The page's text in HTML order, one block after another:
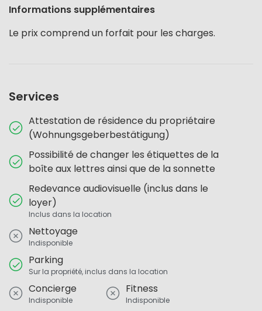
Informations supplémentaires
Le prix comprend un forfait pour les charges.
Services
Attestation de résidence du propriétaire
(Wohnungsgeberbestätigung)
Possibilité de changer les étiquettes de la
boîte aux lettres ainsi que de la sonnette
Redevance audiovisuelle (inclus dans le
loyer)
Inclus dans la location
Nettoyage
Indisponible
Parking
Sur la propriété, inclus dans la location
Concierge
Indisponible
Fitness
Indisponible